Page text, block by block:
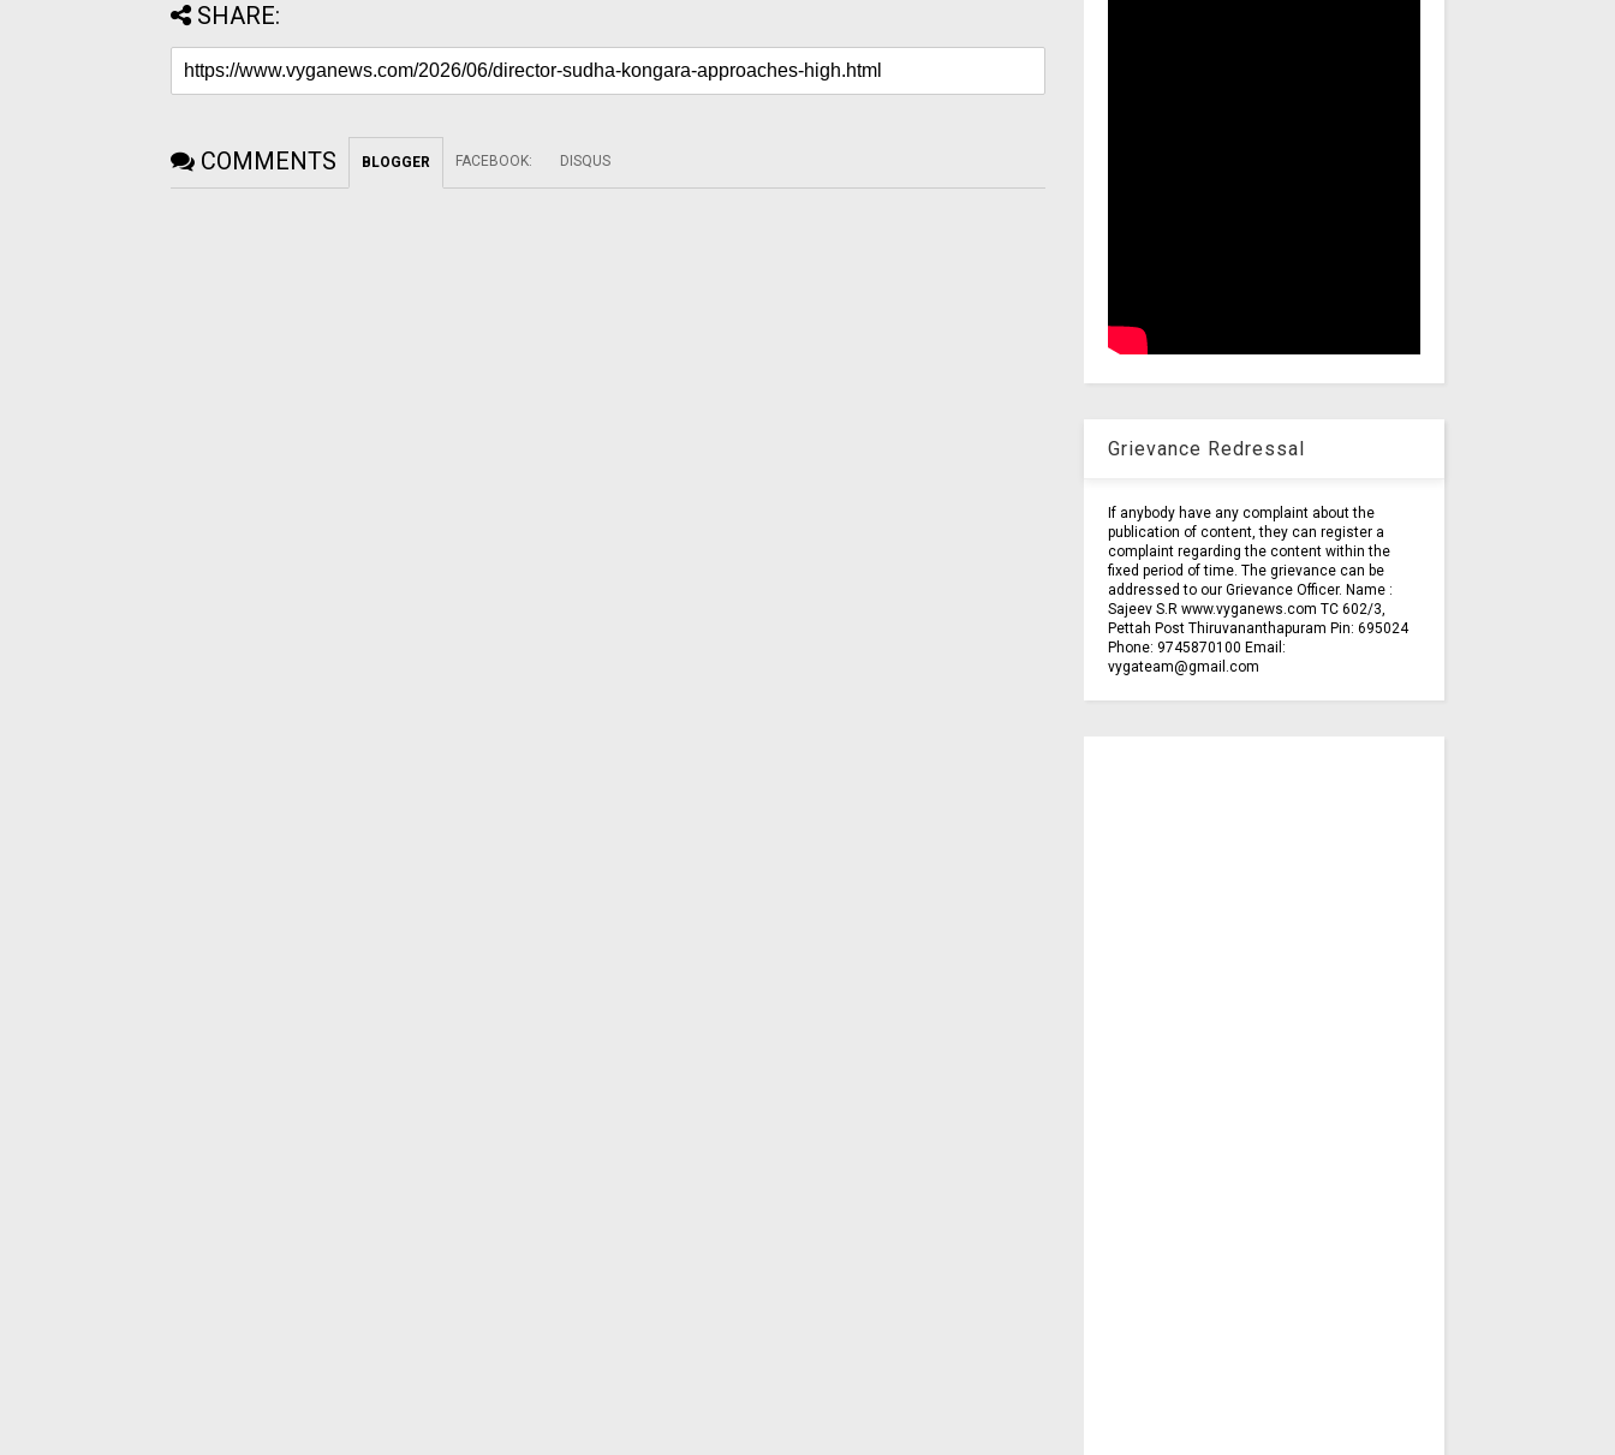
SHARE:
COMMENTS BLOGGER FACEBOOK: DISQUS
Grievance Redressal
If anybody have any complaint about the
publication of content, they can register a
complaint regarding the content within the
fixed period of time. The grievance can be
addressed to our Grievance Officer. Name :
Sajeev S.R www.vyganews.com TC 602/3,
Pettah Post Thiruvananthapuram Pin: 695024
Phone: 9745870100 Email:
vygateam@gmail.com